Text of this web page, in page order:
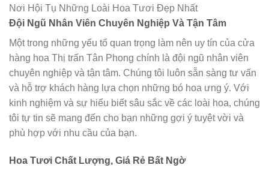
Nơi Hội Tụ Những Loài Hoa Tươi Đẹp Nhất
Đội Ngũ Nhân Viên Chuyên Nghiệp Và Tận Tâm
Một trong những yếu tố quan trọng làm nên uy tín của cửa
hàng hoa Thị trấn Tân Phong chính là đội ngũ nhân viên
chuyên nghiệp và tận tâm. Chúng tôi luôn sẵn sàng tư vấn
và hỗ trợ khách hàng lựa chọn những bó hoa ưng ý. Với
kinh nghiệm và sự hiểu biết sâu sắc về các loài hoa, chúng
tôi tự tin sẽ mang đến cho bạn những gợi ý tuyệt vời và
phù hợp với nhu cầu của bạn.
Hoa Tươi Chất Lượng, Giá Rẻ Bất Ngờ